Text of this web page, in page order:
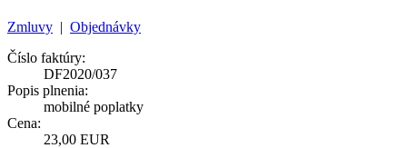
Zmluvy | Objednávky
Číslo faktúry:
DF2020/037
Popis plnenia:
mobilné poplatky
Cena:
23,00 EUR